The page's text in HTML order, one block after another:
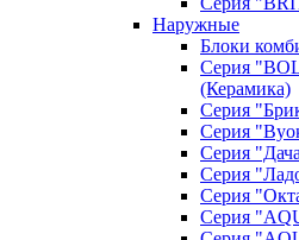
Наружные
Блоки
Серия
(Керамика)
Серия
Серия
Серия
Серия
Серия
Серия